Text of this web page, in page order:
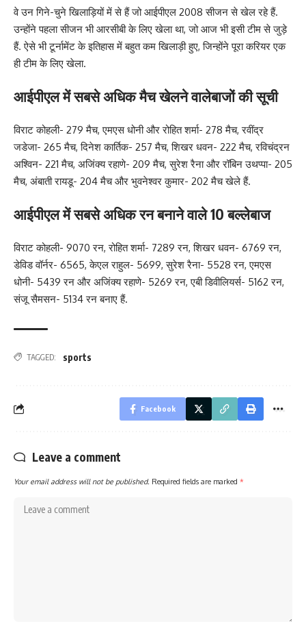
वे उन गिने-चुने खिलाड़ियों में से हैं जो आईपीएल 2008 सीजन से खेल रहे हैं.
उन्होंने पहला सीजन भी आरसीबी के लिए खेला था, जो आज भी इसी टीम से जुड़े
हैं. ऐसे भी टूर्नामेंट के इतिहास में बहुत कम खिलाड़ी हुए, जिन्होंने पूरा करियर एक
ही टीम के लिए खेला.
आईपीएल में सबसे अधिक मैच खेलने वालेबाजों की सूची
विराट कोहली- 279 मैच, एमएस धोनी और रोहित शर्मा- 278 मैच, रवींद्र
जडेजा- 265 मैच, दिनेश कार्तिक- 257 मैच, शिखर धवन- 222 मैच, रविचंद्रन
अश्विन- 221 मैच, अजिंक्य रहाणे- 209 मैच, सुरेश रैना और रॉबिन उथप्पा- 205
मैच, अंबाती रायडू- 204 मैच और भुवनेश्वर कुमार- 202 मैच खेले हैं.
आईपीएल में सबसे अधिक रन बनाने वाले 10 बल्लेबाज
विराट कोहली- 9070 रन, रोहित शर्मा- 7289 रन, शिखर धवन- 6769 रन,
डेविड वॉर्नर- 6565, केएल राहुल- 5699, सुरेश रैना- 5528 रन, एमएस
धोनी- 5439 रन और अजिंक्य रहाणे- 5269 रन, एबी डिवीलियर्स- 5162 रन,
संजू सैमसन- 5134 रन बनाए हैं.
TAGGED: sports
Facebook
Leave a comment
Your email address will not be published. Required fields are marked *